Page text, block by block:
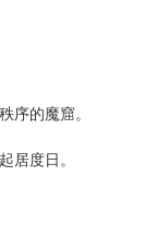
外貌。